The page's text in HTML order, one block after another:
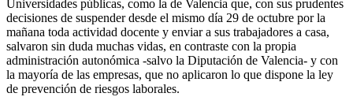
Universidades públicas, como la de Valencia que, con sus prudentes
decisiones de suspender desde el mismo día 29 de octubre por la
mañana toda actividad docente y enviar a sus trabajadores a casa,
salvaron sin duda muchas vidas, en contraste con la propia
administración autonómica -salvo la Diputación de Valencia- y con
la mayoría de las empresas, que no aplicaron lo que dispone la ley
de prevención de riesgos laborales.